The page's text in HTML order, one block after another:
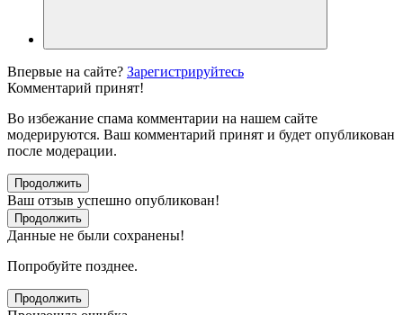
Впервые на сайте? Зарегистрируйтесь
Комментарий принят!
Во избежание спама комментарии на нашем сайте
модерируются. Ваш комментарий принят и будет опубликован
после модерации.
Продолжить
Ваш отзыв успешно опубликован!
Продолжить
Данные не были сохранены!
Попробуйте позднее.
Продолжить